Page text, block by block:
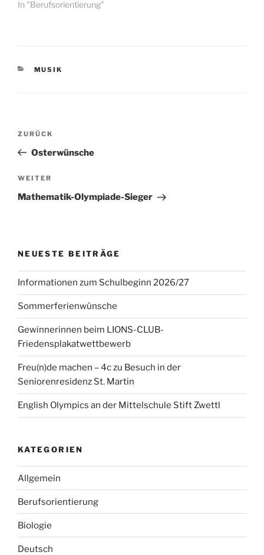
In "Berufsorientierung"
KATEGORIEN
MUSIK
Beitragsnavigation
Vorheriger
Beitrag
ZURÜCK
Osterwünsche
Nächster
Beitrag
WEITER
Mathematik-Olympiade-Sieger
NEUESTE BEITRÄGE
Informationen zum Schulbeginn 2026/27
Sommerferienwünsche
Gewinnerinnen beim LIONS-CLUB-
Friedensplakatwettbewerb
Freu(n)de machen – 4c zu Besuch in der
Seniorenresidenz St. Martin
English Olympics an der Mittelschule Stift Zwettl
KATEGORIEN
Allgemein
Berufsorientierung
Biologie
Deutsch